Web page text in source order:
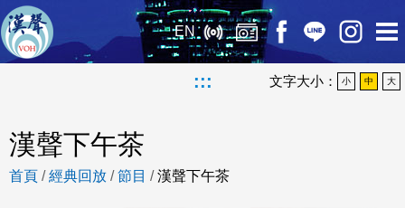
EN
::: 文字大小： 小 中 大
漢聲下午茶
首頁 /經典回放 /節目 /漢聲下午茶